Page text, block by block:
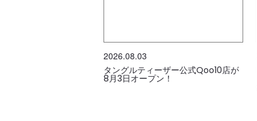
2026.08.03
タングルティーザー公式Qoo10店が
8月3日オープン！